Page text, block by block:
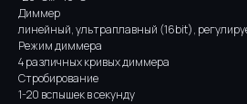
Диммер
линейный, ультраплавный (16bit),
Режим диммера
4 различных кривых диммера
Стробирование
1-20 вспышек в секунду